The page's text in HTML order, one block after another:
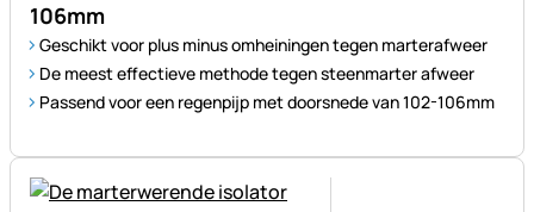
106mm
Geschikt voor plus minus omheiningen tegen marterafweer
De meest effectieve methode tegen steenmarter afweer
Passend voor een regenpijp met doorsnede van 102-106mm